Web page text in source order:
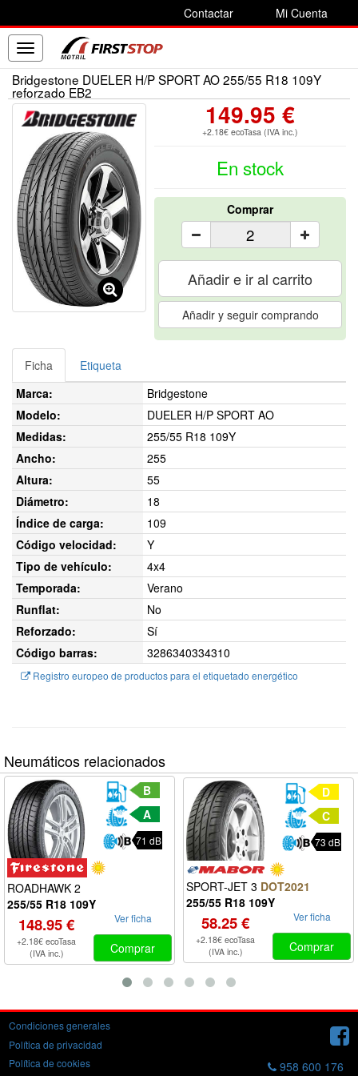
Contactar Mi Cuenta
Toggle
navigation
Bridgestone DUELER H/P SPORT AO 255/55 R18 109Y
reforzado EB2
149.95 €
+2.18€ ecoTasa (IVA inc.)
En stock
Comprar
Añadir e ir al carrito
Añadir y seguir comprando
Ficha
Etiqueta
Marca:
Bridgestone
Modelo:
DUELER H/P SPORT AO
Medidas:
255/55 R18 109Y
Ancho:
255
Altura:
55
Diámetro:
18
Índice de carga:
109
Código velocidad:
Y
Tipo de vehículo:
4x4
Temporada:
Verano
Runflat:
No
Reforzado:
Sí
Código barras:
3286340334310
Registro europeo de productos para el etiquetado energético
Neumáticos relacionados
B
A
71 dB
ROADHAWK 2
255/55 R18 109Y
148.95 €
+2.18€ ecoTasa
(IVA inc.)
Ver ficha
Comprar
D
C
73 dB
SPORT-JET 3 DOT2021
255/55 R18 109Y
58.25 €
+2.18€ ecoTasa
(IVA inc.)
Ver ficha
Comprar
Condiciones generales
Política de privacidad
Política de cookies
958 600 176